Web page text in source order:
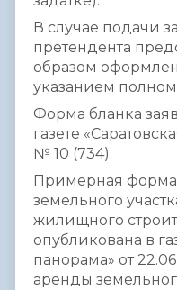
В случае подачи
претендента
образом
указанием
Форма бланка
газете
№ 10 (734).
Примерная
земельного
жилищного
опубликована в
панорама» от
аренды